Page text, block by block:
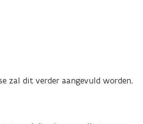
zal dit verder aangevuld worden.